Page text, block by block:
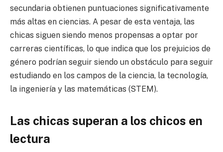
secundaria obtienen puntuaciones significativamente
más altas en ciencias. A pesar de esta ventaja, las
chicas siguen siendo menos propensas a optar por
carreras científicas, lo que indica que los prejuicios de
género podrían seguir siendo un obstáculo para seguir
estudiando en los campos de la ciencia, la tecnología,
la ingeniería y las matemáticas (STEM).
Las chicas superan a los chicos en
lectura